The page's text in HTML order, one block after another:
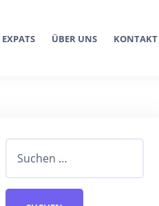
EXPATS ÜBER UNS KONTAKT